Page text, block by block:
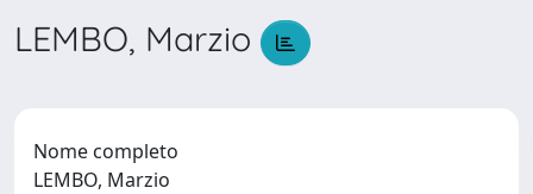
LEMBO, Marzio
Nome completo
LEMBO, Marzio